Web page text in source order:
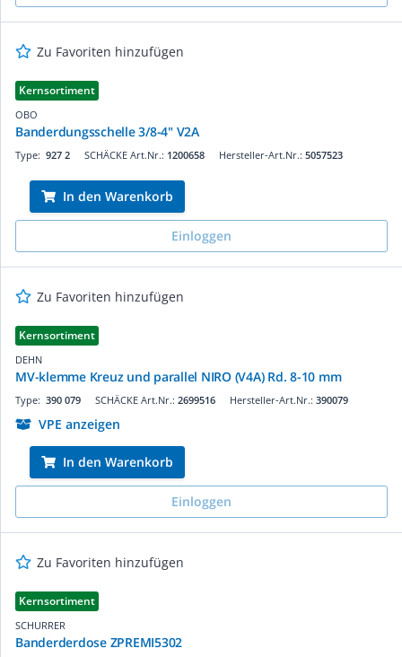
Zu Favoriten hinzufügen
Kernsortiment
OBO
Banderdungsschelle 3/8-4" V2A
SCHÄCKE Art.Nr.: 1200658
Type: 927 2 Hersteller-Art.Nr.: 5057523
In den Warenkorb
Einloggen
Zu Favoriten hinzufügen
Kernsortiment
DEHN
MV-klemme Kreuz und parallel NIRO (V4A) Rd. 8-10 mm
SCHÄCKE Art.Nr.: 2699516
Type: 390 079 Hersteller-Art.Nr.: 390079
VPE anzeigen
In den Warenkorb
Einloggen
Zu Favoriten hinzufügen
Kernsortiment
SCHURRER
Banderderdose ZPREMI5302